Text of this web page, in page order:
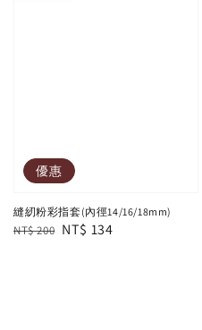
優惠
縫紉粉彩指套(內徑14/16/18mm)
Regular
NT$ 200 Sale
NT$ 134